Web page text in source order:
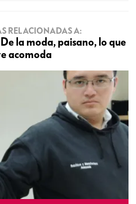
RELACIONADAS A:
la moda, paisano, lo que
acomoda